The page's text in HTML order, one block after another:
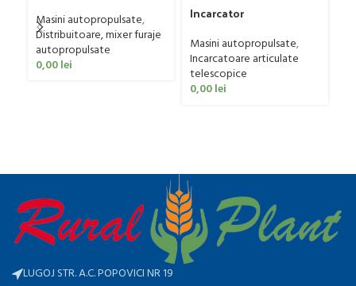
Premier
Masini autopropulsate,
Distribuitoare, mixer furaje
autopropulsate
0,00lei
Incarcator
FMLS 60, 60 CP
Masini autopropulsate,
Incarcatoare articulate
telescopice
0,00lei
LUGOJ STR. A.C. POPOVICI NR 19